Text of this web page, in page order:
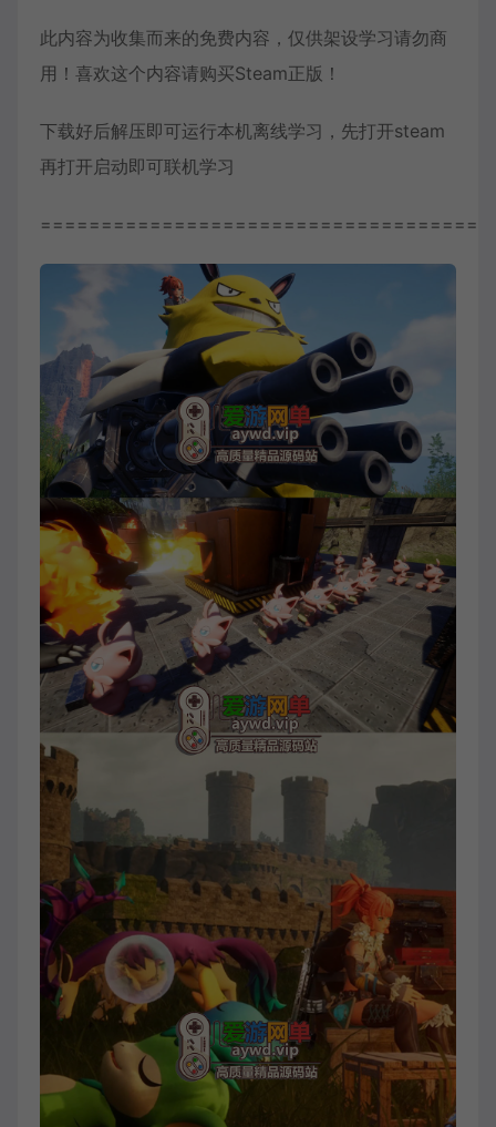
此内容为收集而来的免费内容，仅供架设学习请勿商
用！喜欢这个内容请购买Steam正版！
下载好后解压即可运行本机离线学习，先打开steam
再打开启动即可联机学习